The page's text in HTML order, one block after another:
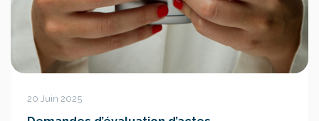
20 Juin 2025